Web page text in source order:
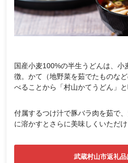
国産小麦100%の半生うどんは、小
徴。かて（地野菜を茹でたものな
べることから「村山かてうどん」と
付属するつけ汁で豚バラ肉を茹で
に溶かすとさらに美味しくいただけ
武蔵村山市返礼品